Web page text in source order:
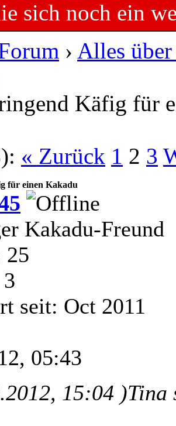
sich noch ein
› Alles
Käfig für
« Zurück 1 2 3
für einen Kakadu
Kakadu-Freund
25
seit: Oct 2011
05:43
15:04 )